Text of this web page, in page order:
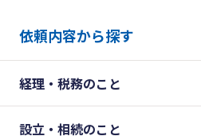
依頼内容から探す
経理・税務のこと
設立・相続のこと